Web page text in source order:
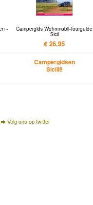
- Campergids Wohnmobil-Tourguide
Sicil
€ 26,95
Campergidsen
Sicilië
Volg ons op twitter